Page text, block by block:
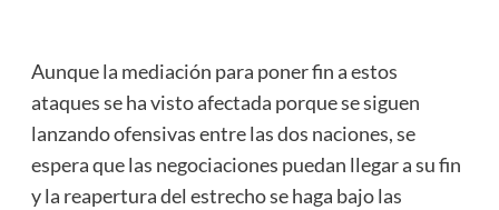
Aunque la mediación para poner fin a estos
ataques se ha visto afectada porque se siguen
lanzando ofensivas entre las dos naciones, se
espera que las negociaciones puedan llegar a su fin
y la reapertura del estrecho se haga bajo las